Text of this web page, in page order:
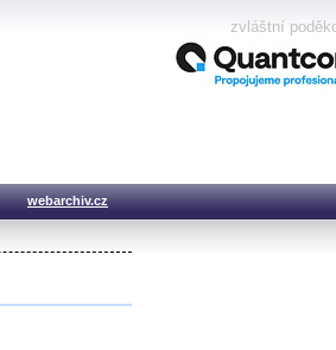
zvláštní
webarchiv.cz